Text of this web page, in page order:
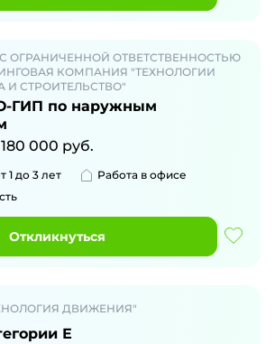
ОГРАНИЧЕННОЙ ОТВЕТСТВЕННОСТЬЮ
КОМПАНИЯ "ТЕХНОЛОГИИ
И СТРОИТЕЛЬСТВО"
ГИП по наружным
180 000 руб.
1 до 3 лет
Работа в офисе
Откликнуться
ДВИЖЕНИЯ"
Е